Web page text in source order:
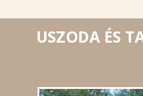
USZODA ÉS